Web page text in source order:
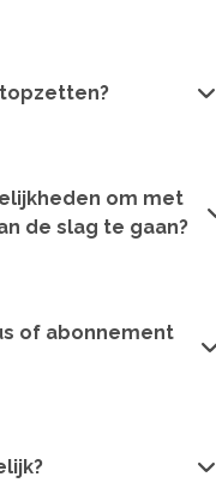
om met
de slag te gaan?
of abonnement